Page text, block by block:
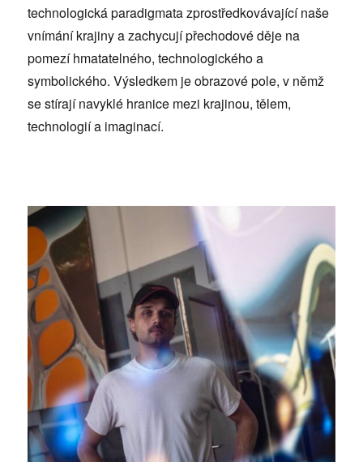
technologická paradigmata zprostředkovávající naše
vnímání krajiny a zachycují přechodové děje na
pomezí hmatatelného, technologického a
symbolického. Výsledkem je obrazové pole, v němž
se stírají navyklé hranice mezi krajinou, tělem,
technologií a imaginací.